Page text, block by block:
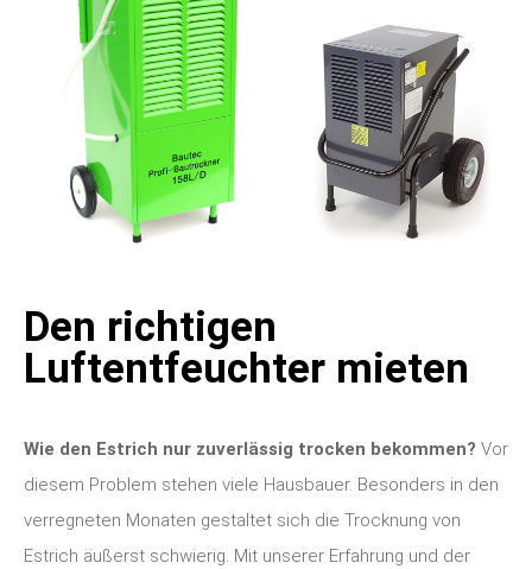
Den richtigen
Luftentfeuchter mieten
Wie den Estrich nur zuverlässig trocken bekommen? Vor
diesem Problem stehen viele Hausbauer. Besonders in den
verregneten Monaten gestaltet sich die Trocknung von
Estrich äußerst schwierig. Mit unserer Erfahrung und der